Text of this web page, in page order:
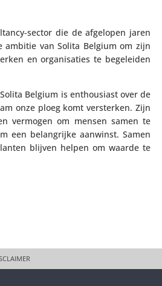
sector die de afgelopen jaren
van Solita Belgium om zijn
en orga­ni­sa­ties te bege­leiden
Belgium is enthou­siast over de
onze ploeg komt versterken. Zijn
vermogen om mensen samen te
een belang­rijke aanwinst. Samen
blijven helpen om waarde te